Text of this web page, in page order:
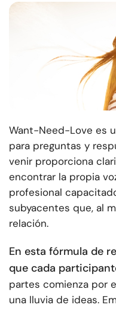
Want-Need-Love es
para preguntas y
venir proporciona
encontrar la propia
profesional
subyacentes que, al
relación.
En esta fórmula de
que cada
partes comienza por
una lluvia de ideas.